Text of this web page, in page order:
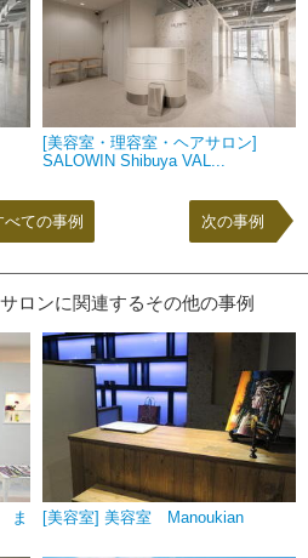
[美容室・理容室・ヘアサロン]
SALOWIN Shibuya VAL...
次の事例
べての事例
ロンに関連するその他の事例
ま
[美容室] 美容室 Manoukian